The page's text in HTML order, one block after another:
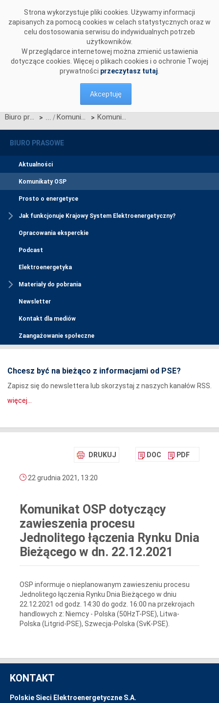
Strona wykorzystuje pliki cookies. Używamy informacji
zapisanych za pomocą cookies w celach statystycznych oraz w
celu dostosowania serwisu do indywidualnych potrzeb
użytkowników.
W przeglądarce internetowej można zmienić ustawienia
dotyczące cookies. Więcej o plikach cookies i o ochronie Twojej
prywatności przeczytasz tutaj
Akceptuję
Biuro prasowe > Komunikaty OSP > Komunikat OSP dotyczący zawieszenia procesu Jednolitego łączenia Rynku Dnia Bieżącego w dn. 22.12.2021
BIURO PRASOWE
Aktualności
Komunikaty OSP
Prosto o energetyce
Jak funkcjonuje Krajowy System Elektroenergetyczny?
Opracowania eksperckie
Podcast
Elektroenergetyka
Materiały do pobrania
Newsletter
Kontakt dla mediów
Zaangażowanie społeczne
Chcesz być na bieżąco z informacjami od PSE?
Zapisz się do newslettera lub skorzystaj z naszych kanałów RSS.
więcej...
DRUKUJ DOC PDF
22 grudnia 2021, 13:20
Komunikat OSP dotyczący
zawieszenia procesu
Jednolitego łączenia Rynku Dnia
Bieżącego w dn. 22.12.2021
OSP informuje o nieplanowanym zawieszeniu procesu
Jednolitego łączenia Rynku Dnia Bieżącego w dniu
22.12.2021 od godz. 14:30 do godz. 16:00 na przekrojach
handlowych z: Niemcy - Polska (50HzT-PSE), Litwa-
Polska (Litgrid-PSE), Szwecja-Polska (SvK-PSE).
KONTAKT
Polskie Sieci Elektroenergetyczne S.A.